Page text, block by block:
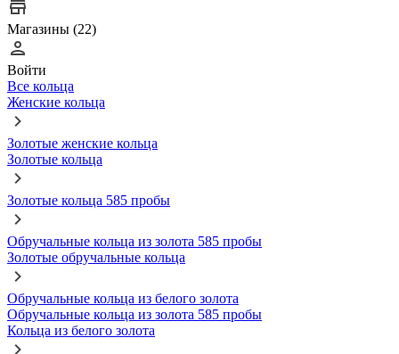
Магазины (22)
Войти
Все кольца
Женские кольца
Золотые женские кольца
Золотые кольца
Золотые кольца 585 пробы
Обручальные кольца из золота 585 пробы
Золотые обручальные кольца
Обручальные кольца из белого золота
Обручальные кольца из золота 585 пробы
Кольца из белого золота